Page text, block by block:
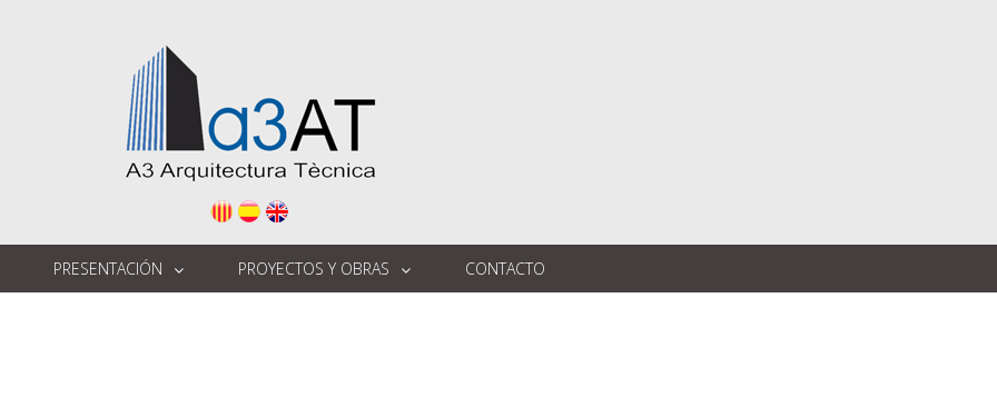
PRESENTACIÓN PROYECTOS Y OBRAS CONTACTO